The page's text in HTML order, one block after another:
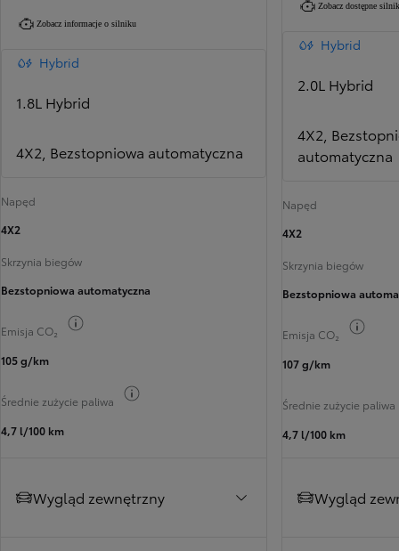
Zobacz informacje o silniku
Hybrid
1.8L Hybrid
4X2, Bezstopniowa automatyczna
Napęd
4X2
Skrzynia biegów
Bezstopniowa automatyczna
Emisja CO₂
105 g/km
Średnie zużycie paliwa
4,7 l/100 km
Wygląd zewnętrzny
Zobacz dostępne
Hybrid
2.0L Hybrid
4X2,
automatyczna
Napęd
4X2
Skrzynia biegów
Bezstopniowa
Emisja CO₂
107 g/km
Średnie zużycie paliwa
4,7 l/100 km
Wygląd